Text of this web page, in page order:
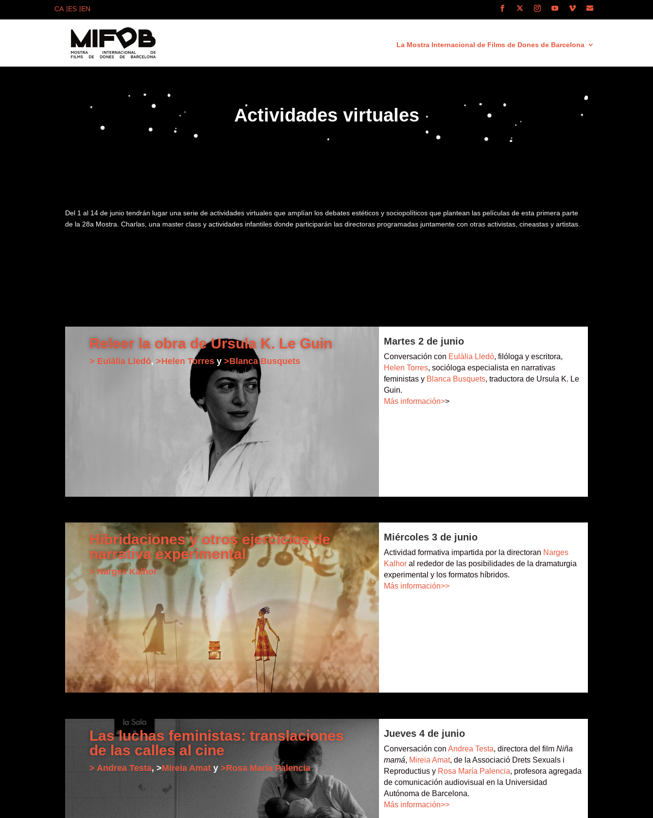
La Mostra Internacional de Films de Dones de Barcelona
Actividades virtuales
Del 1 al 14 de junio tendrán lugar una serie de actividades virtuales que amplían los debates estéticos y sociopolíticos que plantean las películas de esta primera parte
de la 28a Mostra. Charlas, una master class y actividades infantiles donde participarán las directoras programadas juntamente con otras activistas, cineastas y artistas.
Releer la obra de Ursula K. Le Guin
> Eulàlia Lledó,>Helen Torres y>Blanca Busquets
Martes 2 de junio
Conversación con Eulàlia Lledó, filóloga y escritora,
Helen Torres, socióloga especialista en narrativas
feministas y Blanca Busquets, traductora de Ursula K. Le
Guin.
Más información>>
Hibridaciones y otros ejercicios de
narrativa experimental
> Narges Kalhor
Miércoles 3 de junio
Actividad formativa impartida por la directoran Narges
Kalhoral rededor de las posibilidades de la dramaturgia
experimental y los formatos híbridos.
Más información>>
Las luchas feministas: translaciones
de las calles al cine
> Andrea Testa, >Mireia Amaty>Rosa María Palencia
Jueves 4 de junio
Conversación con Andrea Testa, directora del film Niña
mamá, Mireia Amat, de la Associació Drets Sexuals i
Reproductius y Rosa María Palencia, profesora agregada
de comunicación audiovisual en la Universidad
Autónoma de Barcelona.
Más información>>